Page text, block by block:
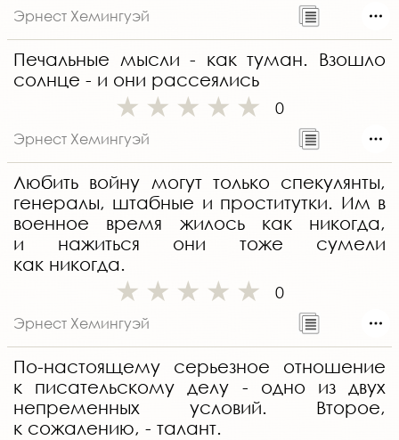
Эрнест Хемингуэй
Печальные мысли - как туман. Взошло
солнце - и они рассеялись
0
Эрнест Хемингуэй
Любить войну могут только спекулянты,
генералы, штабные и проститутки. Им в
военное время жилось как никогда,
и нажиться они тоже сумели
как никогда.
0
Эрнест Хемингуэй
По-настоящему серьезное отношение
к писательскому делу - одно из двух
непременных условий. Второе,
к сожалению, - талант.